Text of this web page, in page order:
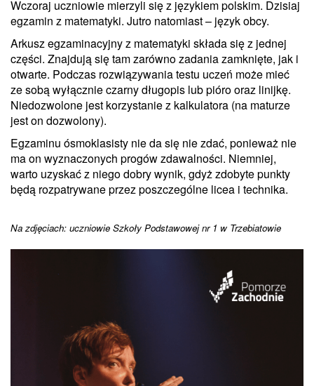
Wczoraj uczniowie mierzyli się z językiem polskim. Dzisiaj
egzamin z matematyki. Jutro natomiast – język obcy.
Arkusz egzaminacyjny z matematyki składa się z jednej
części. Znajdują się tam zarówno zadania zamknięte, jak i
otwarte. Podczas rozwiązywania testu uczeń może mieć
ze sobą wyłącznie czarny długopis lub pióro oraz linijkę.
Niedozwolone jest korzystanie z kalkulatora (na maturze
jest on dozwolony).
Egzaminu ósmoklasisty nie da się nie zdać, ponieważ nie
ma on wyznaczonych progów zdawalności. Niemniej,
warto uzyskać z niego dobry wynik, gdyż zdobyte punkty
będą rozpatrywane przez poszczególne licea i technika.
Na zdjęciach: uczniowie Szkoły Podstawowej nr 1 w Trzebiatowie